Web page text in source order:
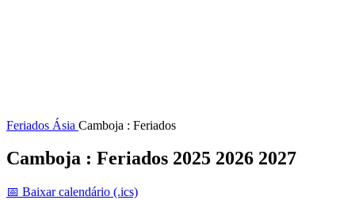
Feriados Ásia Camboja : Feriados
Camboja : Feriados 2025 2026 2027
📅 Baixar calendário (.ics)